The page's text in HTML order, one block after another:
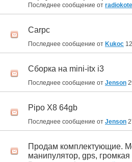
Последнее сообщение от
Carpc
Последнее сообщение от Kukoc
Сборка на mini-itx i3
Последнее сообщение от Jenson
Pipo X8 64gb
Последнее сообщение от Jenson
Продам комплектующие.
манипулятор, gps, громкая